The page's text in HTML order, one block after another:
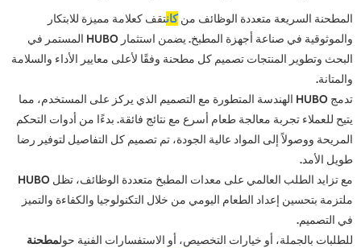
المطحنة السريعة متعددة الوظائف من كانتقف كعلامة مميزة للابتكار
والموثوقية في صناعة أجهزة المطبخ. يضمن استثمار HUBO المستمر في
البحث وتطوير المنتجات تصميم كل مطحنة وفقًا لأعلى معايير الأداء والسلامة
والمتانة.
تدمج HUBO الهندسة المتطورة مع التصميم الذي يركز على المستخدم، مما
يتيح للعملاء تجربة معالجة طعام أسرع مع نتائج فائقة. بدءًا من أدوات التحكم
المريحة ووصولاً إلى المواد عالية الجودة، تم تصميم كل التفاصيل لتوفير رضا
طويل الأمد.
مع تزايد الطلب العالمي على معدات المطبخ متعددة الوظائف، تظل HUBO
ملتزمة بتحسين إعداد الطعام اليومي من خلال التكنولوجيا والكفاءة والتميز
في التصميم.
للطلبات بالجملة، أو خيارات التخصيص، أو الاستفسارات الفنية حولمطحنة